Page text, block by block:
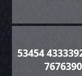
53454